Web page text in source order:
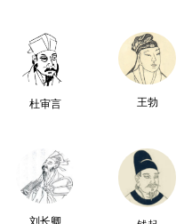
杜审言 王勃
刘长卿